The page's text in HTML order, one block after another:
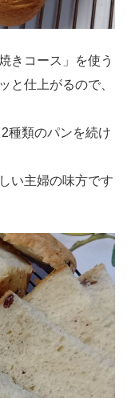
きコース」を使う
と仕上がるので、
種類のパンを続け
い主婦の味方です